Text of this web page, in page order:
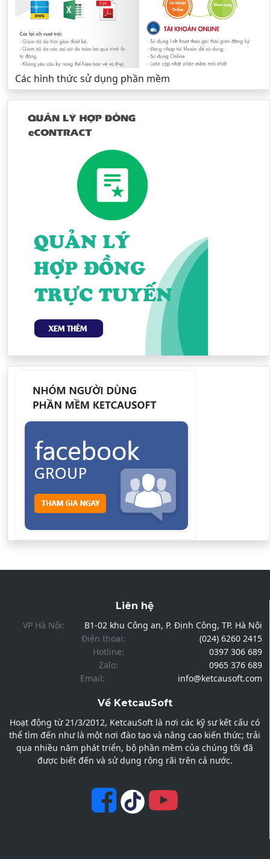
Các hình thức sử dụng phần mềm
Liên hệ
VP Hà Nội:
B1-02 khu Công an, P. Định Công, TP. Hà Nội
Điện thoại:
(024) 6260 2415
Hotline:
0397 306 689
Zalo:
0965 376 689
Email:
info@ketcausoft.com
Về KetcauSoft
Hoạt động từ 21/3/2012, KetcauSoft là nơi các kỹ sư kết cấu có
thể tìm đến như là một nơi đào tạo và nâng cao kiến thức; trải
qua nhiều năm phát triển, bộ phần mềm của chúng tôi đã
được biết đến và sử dụng rộng rãi trên cả nước.